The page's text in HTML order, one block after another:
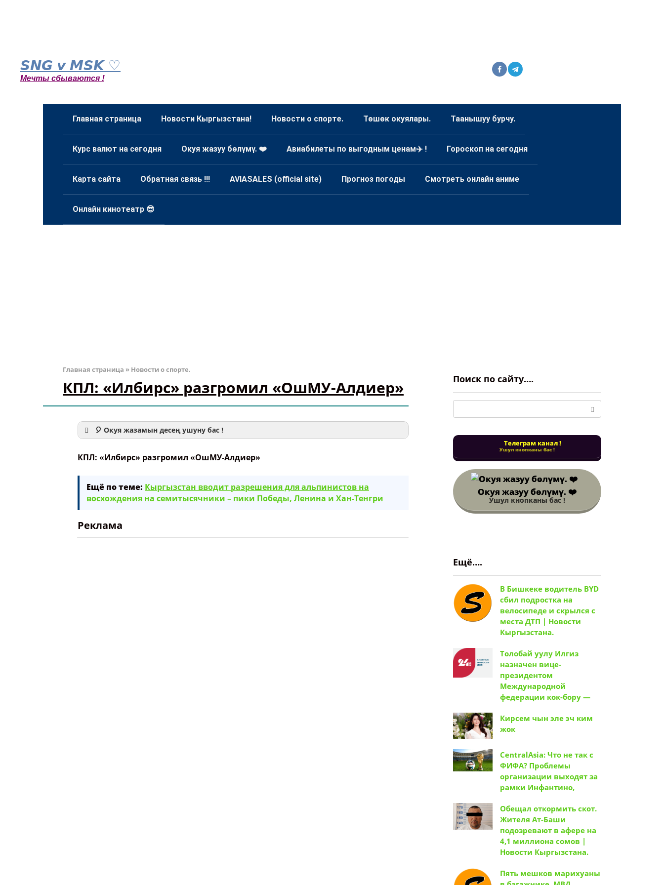
контенту𝙎𝙉𝙂 𝙫 𝙈𝙎𝙆 ♡
Мечты сбываются !
Главная страница Новости Кыргызстана! Новости о спорте. Төшөк окуялары. Таанышуу бурчу.
Курс валют на сегодня Окуя жазуу бөлүмү. ❤️ Авиабилеты по выгодным ценам✈️ ! Гороскоп на сегодня
Карта сайта Обратная связь !!! AVIASALES (official site) Прогноз погоды Смотреть онлайн аниме
Онлайн кинотеатр 😎
Главная страница » Новости о спорте.
КПЛ: «Илбирс» разгромил «ОшМУ-Алдиер»
🎈 Окуя жазамын десең ушуну бас !
Опубликовать контент
КПЛ: «Илбирс» разгромил «ОшМУ-Алдиер»
Ещё по теме: Кыргызстан вводит разрешения для альпинистов на
восхождения на семитысячники – пики Победы, Ленина и Хан-Тенгри
Реклама
Поиск по сайту….
Телеграм канал !
Ушул кнопканы бас !
Окуя жазуу бөлүмү. ❤️
Ушул кнопканы бас !
Ещё….
В Бишкеке водитель BYD
сбил подростка на
велосипеде и скрылся с
места ДТП | Новости
Кыргызстана.
Толобай уулу Илгиз
назначен вице-
президентом
Международной
федерации кок-бору —
Кирсем чын эле эч ким
жок
CentralAsia: Что не так с
ФИФА? Проблемы
организации выходят за
рамки Инфантино,
Обещал откормить скот.
Жителя Ат-Баши
подозревают в афере на
4,1 миллиона сомов |
Новости Кыргызстана.
Пять мешков марихуаны